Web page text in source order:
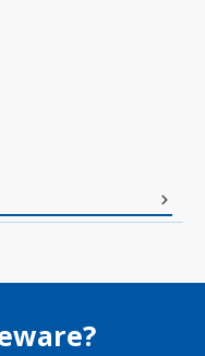
Wert ein oder benutze